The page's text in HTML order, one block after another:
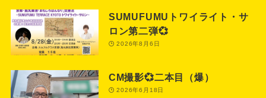
SUMUFUMUトワイライト・サ
ロン第二弾💞
2026年8月6日
CM撮影💞二本目（爆）
2026年6月18日